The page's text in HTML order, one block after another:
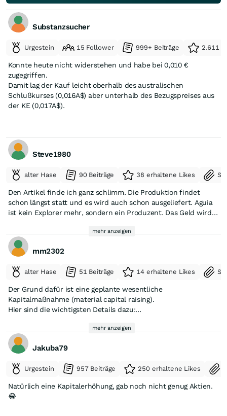
Substanzsucher
Urgestein 15 Follower 999+ Beiträge 2.611
Konnte heute nicht widerstehen und habe bei 0,010 €
zugegriffen.
Damit lag der Kauf leicht oberhalb des australischen
Schlußkurses (0,016A$) aber unterhalb des Bezugspreises aus
der KE (0,017A$).
Steve1980
alter Hase 90 Beiträge 38 erhaltene Likes
Den Artikel finde ich ganz schlimm. Die Produktion findet
schon längst statt und es wird auch schon ausgeliefert. Aguia
ist kein Explorer mehr, sondern ein Produzent. Das Geld wird
Einnahmen regelmäßig fließen. Es ist aber auch ein
Saisongeschäft und wird hauptsächlich in den Monaten wo
der Dünger gebraucht wird große Einnahmen generieren.
Aguia gehört und die Resourcen massiv erhöhen soll. Die
200.000 Tonnen pro Jahr verarbeiten und soll noch erweitert
werden. Bis jetzt liegen die Resourcen bei circa 105 Millionen
Tonnen was über 100 Jahre Produktion bedeutet.
mehr anzeigen
mm2302
alter Hase 51 Beiträge 14 erhaltene Likes
Der Grund dafür ist eine geplante wesentliche
Kapitalmaßnahme (material capital raising).
Hier sind die wichtigsten Details dazu:
Handelsstopp an der australischen Heimatbörse (ASX) selbst
beantragt. Dies ist ein völlig normaler, regulatorischer Schritt,
um einen fairen und geordneten Markt zu gewährleisten. So
wilde Spekulationen entstehen, bevor die genauen
werden.
Umfang: Die Aussetzung betrifft sowohl die Stammaktien
mehr anzeigen
Jakuba79
Urgestein 957 Beiträge 250 erhaltene Likes
Natürlich eine Kapitalerhöhung, gab noch nicht genug Aktien.
😂